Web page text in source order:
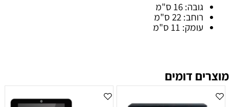
גובה: 16 ס"מ
רוחב: 22 ס"מ
עומק: 11 ס"מ
מוצרים דומים